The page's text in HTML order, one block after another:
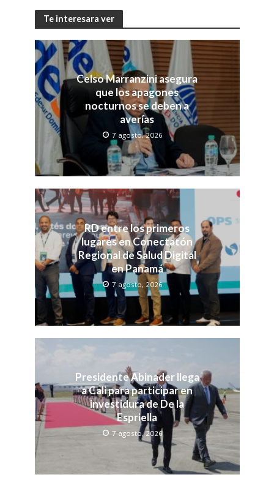
Te interesara ver
Celso Marranzini asegura
que los apagones
nocturnos se deben a
averías
7 agosto, 2026
RD entre los primeros
lugares en Conectatón
Regional de Salud Digital
en Panamá
7 agosto, 2026
Presidente Abinader llega
a Cali para participar en
investidura de De la
Espriella
7 agosto, 2026